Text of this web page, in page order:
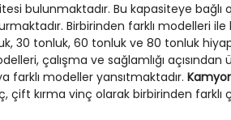
bulunmaktadır. Bu kapasiteye
Birbirinden farklı modelleri
30 tonluk, 60 tonluk ve 80 tonluk
çalışma ve sağlamlığı
farklı modeller yansıtmaktadır.
çift kırma vinç olarak birbirinden